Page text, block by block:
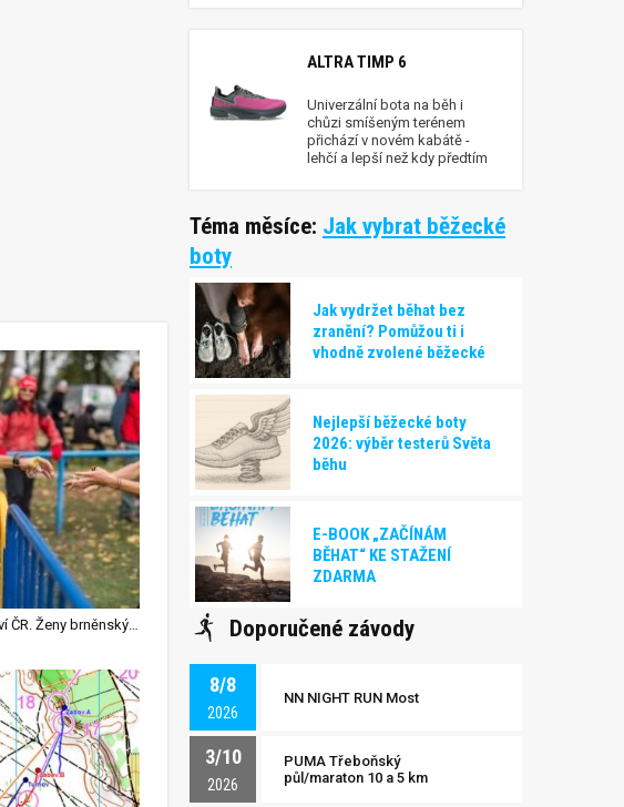
Klubové Mistrovství ČR. Ženy brněnských Žabovřesk rozcupovaly konkurenci, v mužích zvítězili knírači z Hradce, a v družstvech se o titul finišovalo.
ALTRA TIMP 6
Univerzální bota na běh i
chůzi smíšeným terénem
přichází v novém kabátě -
lehčí a lepší než kdy předtím
Téma měsíce: Jak vybrat běžecké
boty
Jak vydržet běhat bez
zranění? Pomůžou ti i
vhodně zvolené běžecké
Nejlepší běžecké boty
2026: výběr testerů Světa
běhu
E-BOOK „ZAČÍNÁM
BĚHAT“ KE STAŽENÍ
ZDARMA
Doporučené závody
8/8
2026
NN NIGHT RUN Most
3/10
2026
PUMA Třeboňský
půl/maraton 10 a 5 km